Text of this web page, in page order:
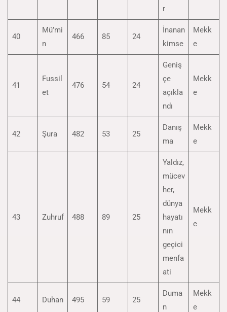
r
40
Mü’mi
n
466 85 24
İnanan
kimse
Mekk
e
41
Fussil
et
476 54 24
Geniş
çe
açıkla
ndı
Mekk
e
42 Şura 482 53 25
Danış
ma
Mekk
e
43 Zuhruf 488 89 25
Yaldız,
mücev
her,
dünya
hayatı
nın
geçici
menfa
ati
Mekk
e
44 Duhan 495 59 25
Duma
n
Mekk
e